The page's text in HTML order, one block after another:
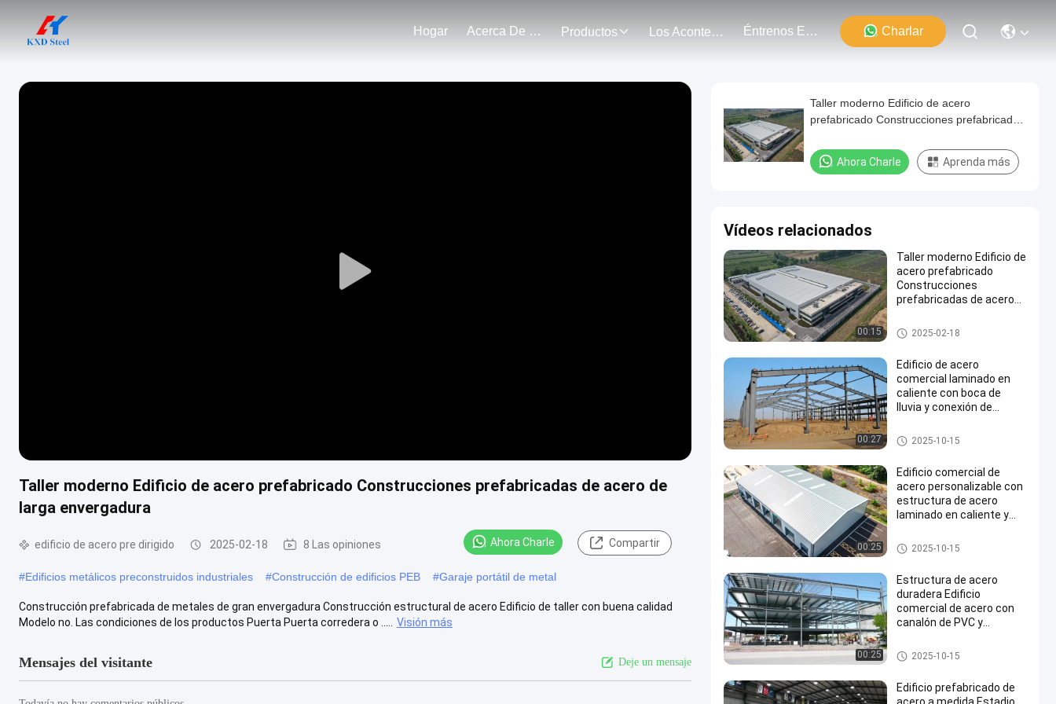
Hogar Acerca De Nosotros Productos Los Acontecimientos Éntrenos En Contacto Con Charlar
Play
Taller moderno Edificio de acero prefabricado Construcciones prefabricadas de acero de
larga envergadura
edificio de acero pre dirigido 2025-02-18 8 Las opiniones Ahora Charle Compartir
#Edificios metálicos preconstruidos industriales #Construcción de edificios PEB #Garaje portátil de metal
Construcción prefabricada de metales de gran envergadura Construcción estructural de acero Edificio de taller con buena calidad
Modelo no. Las condiciones de los productos Puerta Puerta corredera o .....
Visión más
Mensajes del visitante Deje un mensaje
Taller moderno Edificio de acero
prefabricado Construcciones prefabricadas
Ahora Charle Aprenda más
Vídeos relacionados
00:15
Taller moderno Edificio de
acero prefabricado
Construcciones
prefabricadas de acero
edificio de acero pre dirigido
2025-02-18
00:27
Edificio de acero
comercial laminado en
caliente con boca de
lluvia y conexión de
Construcción comercial de ac
ero
2025-10-15
00:25
Edificio comercial de
acero personalizable con
estructura de acero
laminado en caliente y
para un fácil montaje
Construcción comercial de ac
ero
2025-10-15
00:25
Estructura de acero
duradera Edificio
comercial de acero con
canalón de PVC y
intemperie
Construcción comercial de ac
ero
2025-10-15
Edificio prefabricado de